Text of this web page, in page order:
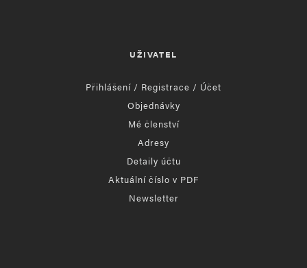
UŽIVATEL
Přihlášení / Registrace / Účet
Objednávky
Mé členství
Adresy
Detaily účtu
Aktuální číslo v PDF
Newsletter